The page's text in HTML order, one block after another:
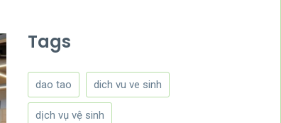
Tags
dao tao dich vu ve sinh
dịch vụ vệ sinh